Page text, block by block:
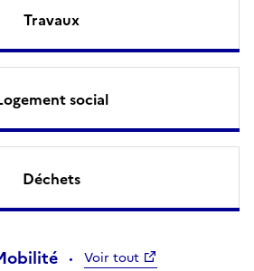
Travaux
social
Déchets
Voir tout